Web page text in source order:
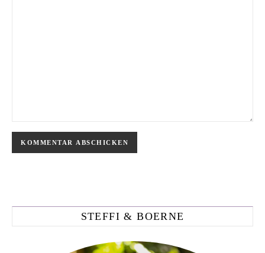
STEFFI & BOERNE